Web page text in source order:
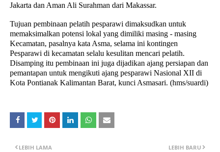
Jakarta dan Aman Ali Surahman dari Makassar.
Tujuan pembinaan pelatih pesparawi dimaksudkan untuk
memaksimalkan potensi lokal yang dimiliki masing - masing
Kecamatan, pasalnya kata Asma, selama ini kontingen
Pesparawi di kecamatan selalu kesulitan mencari pelatih.
Disamping itu pembinaan ini juga dijadikan ajang persiapan dan
pemantapan untuk mengikuti ajang pesparawi Nasional XII di
Kota Pontianak Kalimantan Barat, kunci Asmasari. (hms/suardi)
LEBIH BARU
LEBIH LAMA